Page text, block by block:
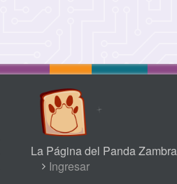
La Página del Panda
USERIngresar